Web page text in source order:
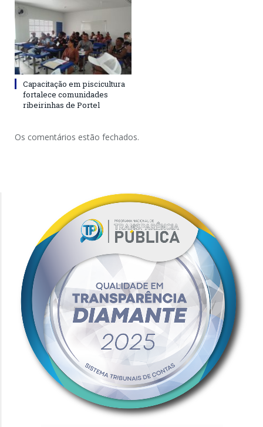
Capacitação em piscicultura
fortalece comunidades
ribeirinhas de Portel
Os comentários estão fechados.